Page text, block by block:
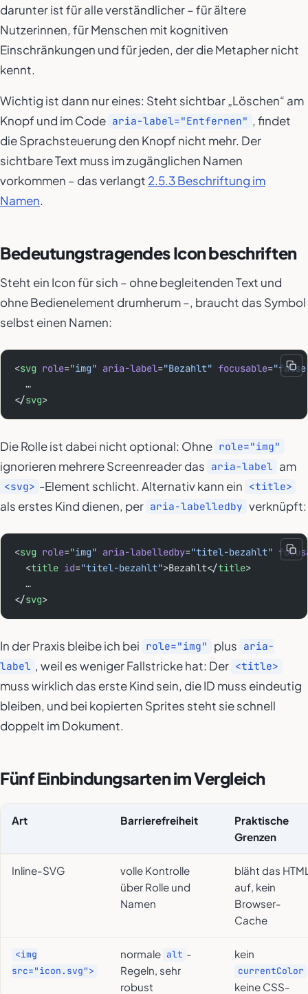
darunter ist für alle verständlicher – für ältere
Nutzerinnen, für Menschen mit kognitiven
Einschränkungen und für jeden, der die Metapher nicht
kennt.
Wichtig ist dann nur eines: Steht sichtbar „Löschen“ am
Knopf und im Code aria-label="Entfernen" , findet
die Sprachsteuerung den Knopf nicht mehr. Der
sichtbare Text muss im zugänglichen Namen
vorkommen – das verlangt 2.5.3 Beschriftung im
Namen.
Bedeutungstragendes Icon beschriften
Steht ein Icon für sich – ohne begleitenden Text und
ohne Bedienelement drumherum –, braucht das Symbol
selbst einen Namen:
<svg role="img" aria-label="Bezahlt" focusable=
  …
</svg>
Die Rolle ist dabei nicht optional: Ohne role="img"
ignorieren mehrere Screenreader das aria-label am
<svg> -Element schlicht. Alternativ kann ein <title>
als erstes Kind dienen, per aria-labelledby verknüpft:
<svg role="img" aria-labelledby="titel-bezahlt"
  <
title id="titel-bezahlt">Bezahlt</title>
  …
</svg>
In der Praxis bleibe ich bei role="img" plus aria-
label , weil es weniger Fallstricke hat: Der <title>
muss wirklich das erste Kind sein, die ID muss eindeutig
bleiben, und bei kopierten Sprites steht sie schnell
doppelt im Dokument.
Fünf Einbindungsarten im Vergleich
Art Barrierefreiheit
Praktische
Grenzen
Inline-SVG
volle Kontrolle
über Rolle und
Namen
bläht das
auf, kein
Browser-
Cache
<img
src="icon.svg">
normale alt -
Regeln, sehr
robust
kein
currentColor
keine CSS-